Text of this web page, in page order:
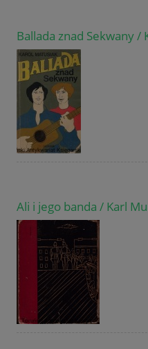
Ballada znad Sekwany /
Ali i jego banda / Karl